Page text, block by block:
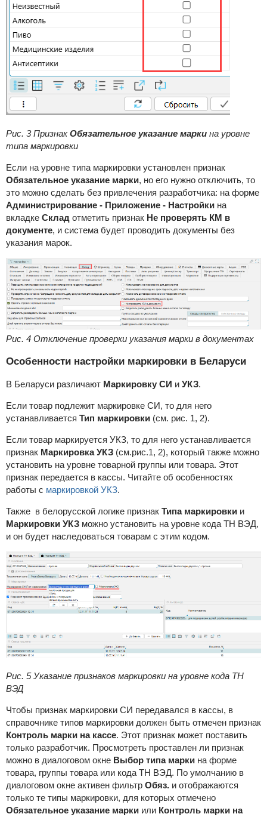
Рис. 3 ПризнакОбязательное указание марки на уровне
типа маркировки
Если на уровне типа маркировки установлен признак
Обязательное указание марки, но его нужно отключить, то
это можно сделать без привлечения разработчика: на форме
Администрирование - Приложение - Настройки на
вкладке Склад отметить признак Не проверять КМ в
документе, и система будет проводить документы без
указания марок.
Рис. 4 Отключение проверки указания марки в документах
Особенности настройки маркировки в Беларуси
В Беларуси различают Маркировку СИ и УКЗ.
Если товар подлежит маркировке СИ, то для него
устанавливается Тип маркировки (см. рис. 1, 2).
Если товар маркируется УКЗ, то для него устанавливается
признак Маркировка УКЗ (см.рис.1, 2), который также можно
установить на уровне товарной группы или товара. Этот
признак передается в кассы. Читайте об особенностях
работы с маркировкой УКЗ.
Также в белорусской логике признак Типа маркировки и
Маркировки УКЗ можно установить на уровне кода ТН ВЭД,
и он будет наследоваться товарам с этим кодом.
Рис. 5 Указание признаков маркировки на уровне кода ТН
ВЭД
Чтобы признак маркировки СИ передавался в кассы, в
справочнике типов маркировки должен быть отмечен признак
Контроль марки на кассе. Этот признак может поставить
только разработчик. Просмотреть проставлен ли признак
можно в диалоговом окне Выбор типа марки на форме
товара, группы товара или кода ТН ВЭД. По умолчанию в
диалоговом окне активен фильтр Обяз. и отображаются
только те типы маркировки, для которых отмечено
Обязательное указание марки или Контроль марки на